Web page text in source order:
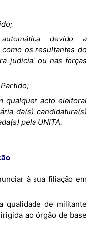
devido a
os resultantes do
judicial ou nas forças
qualquer acto eleitoral
da(s) candidatura(s)
pela UNITA.
ao órgão de base